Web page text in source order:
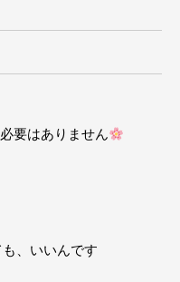
要はありません
、いいんです